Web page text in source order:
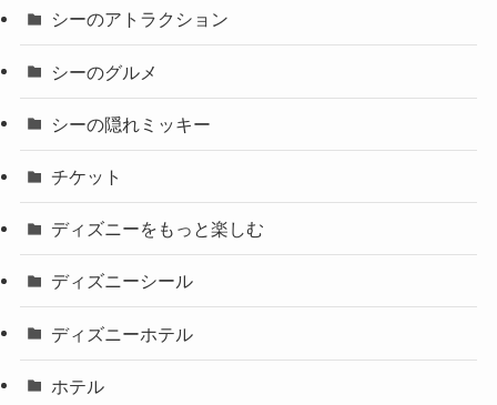
シーのアトラクション
シーのグルメ
シーの隠れミッキー
チケット
ディズニーをもっと楽しむ
ディズニーシール
ディズニーホテル
ホテル